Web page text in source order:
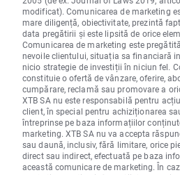
modificat). Comunicarea de marketing
mare diligență, obiectivitate, prezintă
data pregătirii și este lipsită de orice
Comunicarea de marketing este
nevoile clientului, situația sa financiară
nicio strategie de investiții în niciun fel.
constituie o ofertă de vânzare, oferire,
cumpărare, reclamă sau promovare a
XTB SA nu este responsabilă pentru
client, în special pentru achiziționarea
întreprinse pe baza informațiilor
marketing. XTB SA nu va accepta
sau daună, inclusiv, fără limitare, orice
direct sau indirect, efectuată pe baza
această comunicare de marketing. În